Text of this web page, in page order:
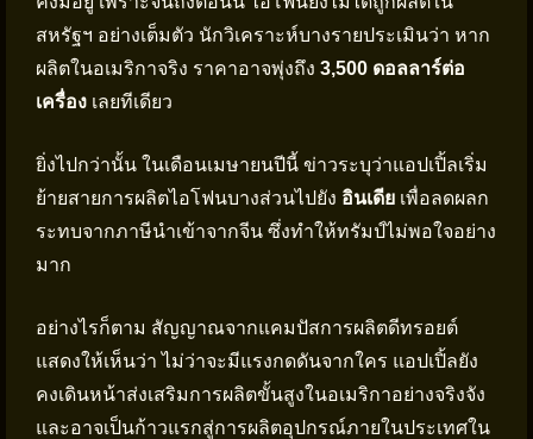
สหรัฐฯ อย่างเต็มตัว นักวิเคราะห์บางรายประเมินว่า หาก
ผลิตในอเมริกาจริง ราคาอาจพุ่งถึง 3,500 ดอลลาร์ต่อ
เครื่อง เลยทีเดียว
ยิ่งไปกว่านั้น ในเดือนเมษายนปีนี้ ข่าวระบุว่าแอปเปิ้ลเริ่ม
ย้ายสายการผลิตไอโฟนบางส่วนไปยัง อินเดีย เพื่อลดผลก
ระทบจากภาษีนำเข้าจากจีน ซึ่งทำให้ทรัมป์ไม่พอใจอย่าง
มาก
อย่างไรก็ตาม สัญญาณจากแคมปัสการผลิตดีทรอยต์
แสดงให้เห็นว่า ไม่ว่าจะมีแรงกดดันจากใคร แอปเปิ้ลยัง
คงเดินหน้าส่งเสริมการผลิตขั้นสูงในอเมริกาอย่างจริงจัง
และอาจเป็นก้าวแรกสู่การผลิตอุปกรณ์ภายในประเทศใน